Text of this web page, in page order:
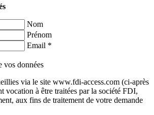
Nom
Prénom
Email *
vos données
via le site www.fdi-access.com (ci-après
vocation à être traitées par la société FDI,
aux fins de traitement de votre demande